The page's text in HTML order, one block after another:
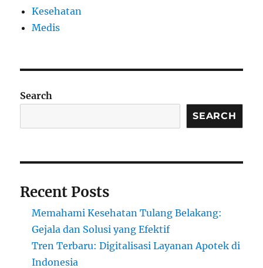
Kesehatan
Medis
Search
SEARCH
Recent Posts
Memahami Kesehatan Tulang Belakang:
Gejala dan Solusi yang Efektif
Tren Terbaru: Digitalisasi Layanan Apotek di
Indonesia